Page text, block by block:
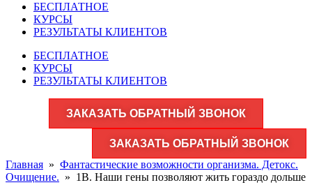
БЕСПЛАТНОЕ
КУРСЫ
РЕЗУЛЬТАТЫ КЛИЕНТОВ
БЕСПЛАТНОЕ
КУРСЫ
РЕЗУЛЬТАТЫ КЛИЕНТОВ
ЗАКАЗАТЬ ОБРАТНЫЙ ЗВОНОК
ЗАКАЗАТЬ ОБРАТНЫЙ ЗВОНОК
Главная » Фантастические возможности организма. Детокс.
Очищение. » 1В. Наши гены позволяют жить гораздо дольше